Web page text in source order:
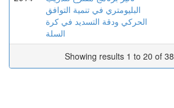
البليومتري في تنمية التوافق
الحركي ودقة التسديد في كرة
السلة
Showing results 1 to 20 of 38